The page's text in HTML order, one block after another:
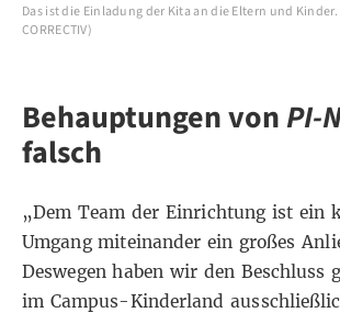
Das ist die Einladung der Kita an die Eltern und
CORRECTIV)
Behauptungen vonPI-
falsch
„Dem Team der Einrichtung ist ein
Umgang miteinander ein großes
Deswegen haben wir den Beschluss
im Campus-Kinderland